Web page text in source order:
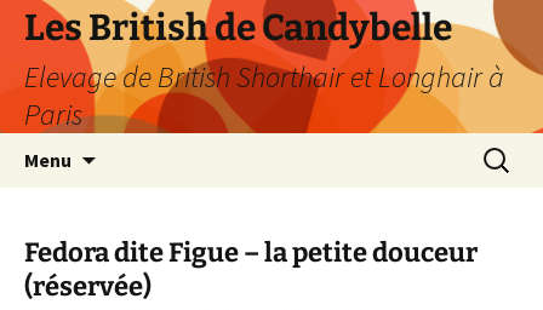
Les British de Candybelle
Elevage de British Shorthair et Longhair à
Paris
Menu
Fedora dite Figue – la petite douceur
(réservée)